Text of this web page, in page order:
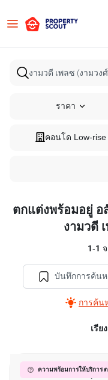
ราคา
คอนโด Low-rise
ตกแต่งพร้อมอยู่ อ
งามวดี
1-1
บันทึกการค้นห
การค้น
เรีย
ความพร้อมการให้บริการ
งามวดี เพลซ (ง